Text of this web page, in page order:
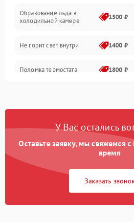
Образование льда в
холодильной камере
1500 ₽
Не горит свет внутри 1400 ₽
Поломка термостата 1800 ₽
Образование конденсата
1800 ₽
Сбой в работе инвертора
работе
2000 ₽
У Вас остались
Оставьте заявку, мы свяжемся
время
Заказать